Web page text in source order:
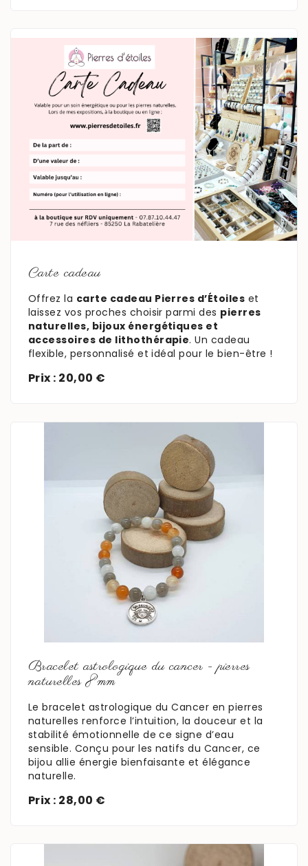
Carte cadeau
Offrez la carte cadeau Pierres d’Étoiles et
laissez vos proches choisir parmi des pierres
naturelles, bijoux énergétiques et
accessoires de lithothérapie. Un cadeau
flexible, personnalisé et idéal pour le bien-être !
Prix : 20,00 €
En savoir plus
Bracelet astrologique du cancer - pierres
naturelles 8mm
Le bracelet astrologique du Cancer en pierres
naturelles renforce l’intuition, la douceur et la
stabilité émotionnelle de ce signe d’eau
sensible. Conçu pour les natifs du Cancer, ce
bijou allie énergie bienfaisante et élégance
naturelle.
Prix : 28,00 €
En savoir plus